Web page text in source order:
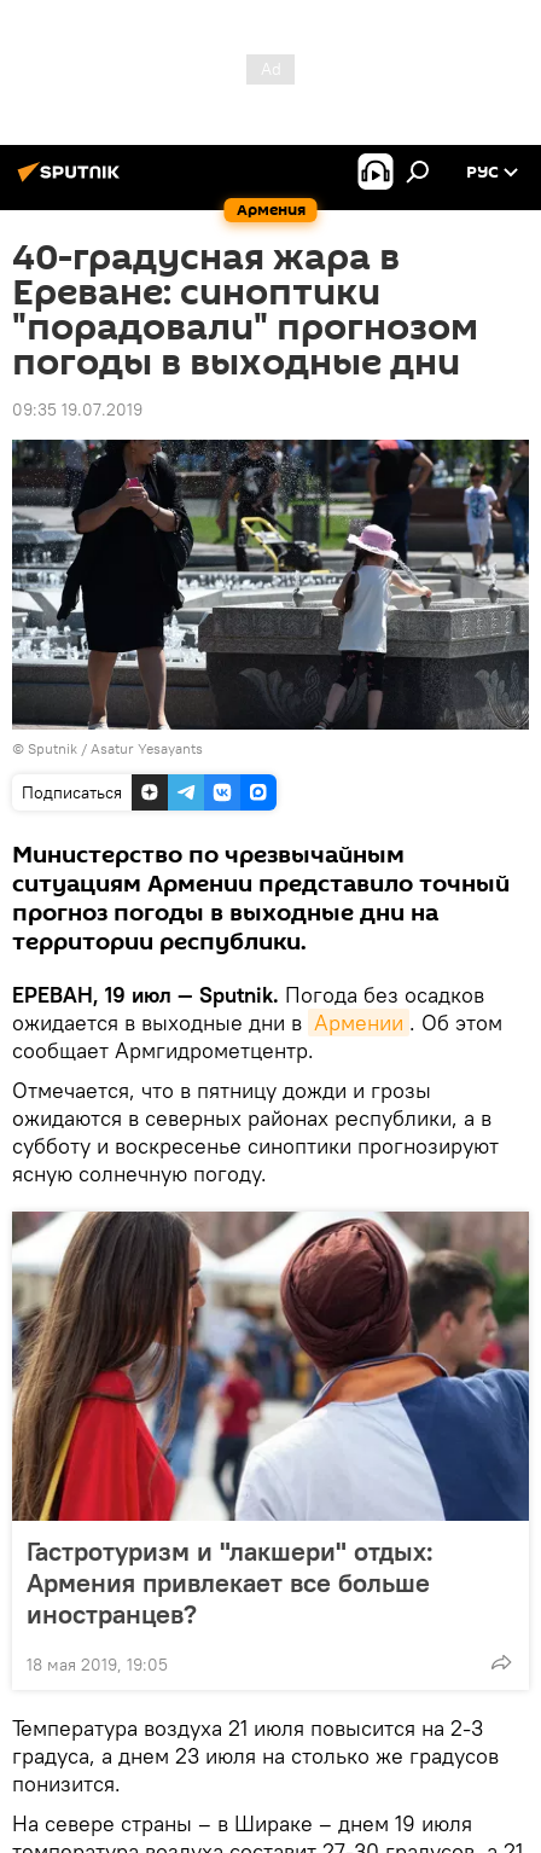
Армения
РУС
40-градусная жара в
Ереване: синоптики
"порадовали" прогнозом
погоды в выходные дни
09:35 19.07.2019
© Sputnik / Asatur Yesayants
Подписаться
Министерство по чрезвычайным
ситуациям Армении представило точный
прогноз погоды в выходные дни на
территории республики.
ЕРЕВАН, 19 июл — Sputnik. Погода без осадков
ожидается в выходные дни в Армении . Об этом
сообщает Армгидрометцентр.
Отмечается, что в пятницу дожди и грозы
ожидаются в северных районах республики, а в
субботу и воскресенье синоптики прогнозируют
ясную солнечную погоду.
Гастротуризм и "лакшери" отдых:
Армения привлекает все больше
иностранцев?
18 мая 2019, 19:05
Температура воздуха 21 июля повысится на 2-3
градуса, а днем 23 июля на столько же градусов
понизится.
На севере страны – в Шираке – днем 19 июля